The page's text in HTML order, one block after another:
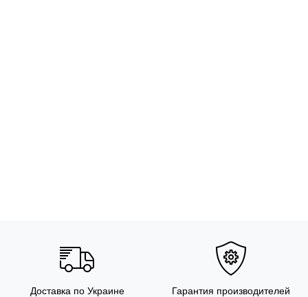
Доставка по Украине Гарантия производителей